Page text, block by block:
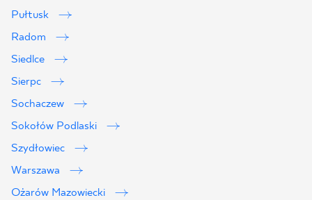
Pułtusk
Radom
Siedlce
Sierpc
Sochaczew
Sokołów Podlaski
Szydłowiec
Warszawa
Ożarów Mazowiecki